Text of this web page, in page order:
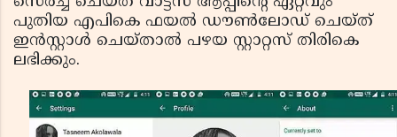
പുതിയ എപികെ ഫയല്‍ ഡൗണ്‍ലോഡ് ചെയ്ത്
ഇന്‍സ്റ്റാള്‍ ചെയ്താല്‍ പഴയ സ്റ്റാറ്റസ് തിരികെ
ലഭിക്കും.